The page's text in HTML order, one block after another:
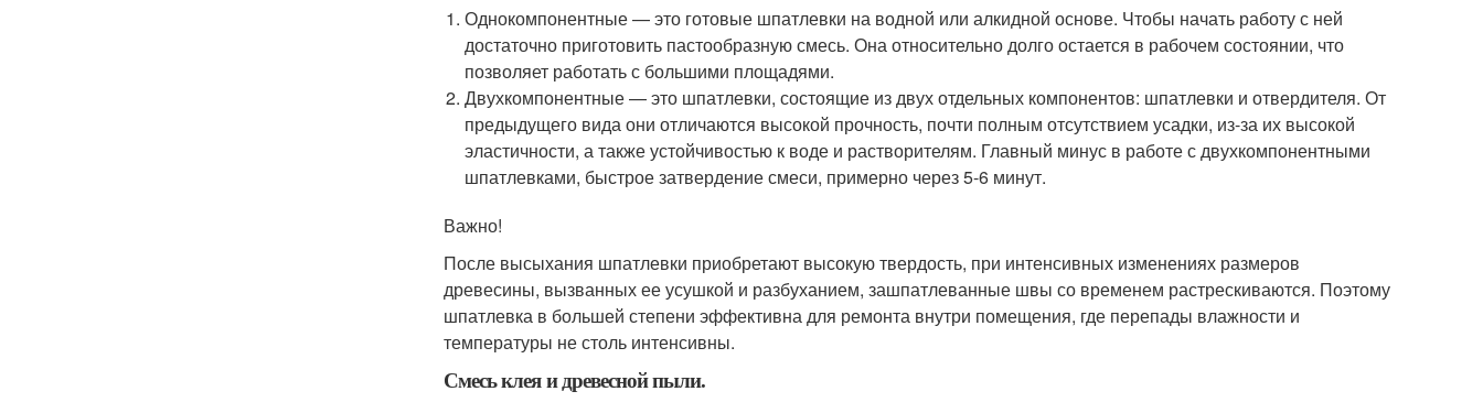
Однокомпонентные — это готовые шпатлевки на водной или алкидной основе. Чтобы начать работу с ней
достаточно приготовить пастообразную смесь. Она относительно долго остается в рабочем состоянии, что
позволяет работать с большими площадями.
Двухкомпонентные — это шпатлевки, состоящие из двух отдельных компонентов: шпатлевки и отвердителя. От
предыдущего вида они отличаются высокой прочность, почти полным отсутствием усадки, из-за их высокой
эластичности, а также устойчивостью к воде и растворителям. Главный минус в работе с двухкомпонентными
шпатлевками, быстрое затвердение смеси, примерно через 5-6 минут.
Важно!
После высыхания шпатлевки приобретают высокую твердость, при интенсивных изменениях размеров
древесины, вызванных ее усушкой и разбуханием, зашпатлеванные швы со временем растрескиваются. Поэтому
шпатлевка в большей степени эффективна для ремонта внутри помещения, где перепады влажности и
температуры не столь интенсивны.
Смесь клея и древесной пыли.